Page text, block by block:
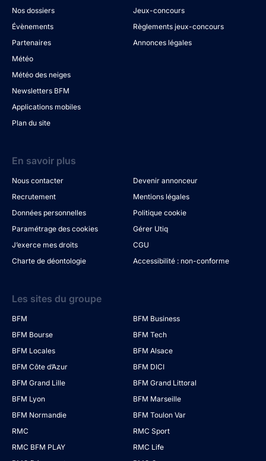
Nos dossiers
Évènements
Partenaires
Météo
Météo des neiges
Newsletters BFM
Applications mobiles
Plan du site
Jeux-concours
Règlements jeux-concours
Annonces légales
En savoir plus
Nous contacter
Devenir annonceur
Recrutement
Mentions légales
Données personnelles
Politique cookie
Paramétrage des cookies
Gérer Utiq
J’exerce mes droits
CGU
Charte de déontologie
Accessibilité : non-conforme
Les sites du groupe
BFM
BFM Business
BFM Bourse
BFM Tech
BFM Locales
BFM Alsace
BFM Côte d’Azur
BFM DICI
BFM Grand Lille
BFM Grand Littoral
BFM Lyon
BFM Marseille
BFM Normandie
BFM Toulon Var
RMC
RMC Sport
RMC BFM PLAY
RMC Life